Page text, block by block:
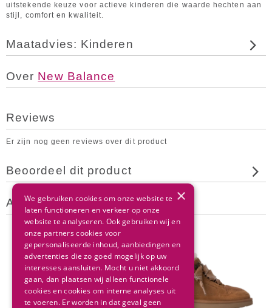
uitstekende keuze voor actieve kinderen die waarde hechten aan
stijl, comfort en kwaliteit.
Maatadvies: Kinderen
Over New Balance
Reviews
Er zijn nog geen reviews over dit product
Beoordeel dit product
Andere klanten bekeken ook ×
We gebruiken cookies om onze website te
laten functioneren en verkeer op onze
website te analyseren. Ook gebruiken wij en
onze partners cookies voor
gepersonaliseerde inhoud, aanbiedingen en
advertenties die zo goed mogelijk op uw
interesses aansluiten. Mocht u niet akkoord
gaan, dan plaatsen wij alleen functionele
cookies en cookies om interne analyses uit
te voeren. Er worden in dat geval geen